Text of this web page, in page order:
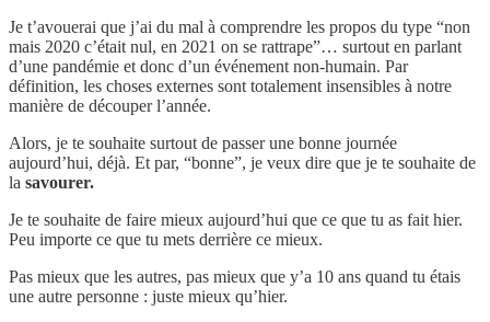
Je t’avouerai que j’ai du mal à comprendre les propos du type “non
mais 2020 c’était nul, en 2021 on se rattrape”… surtout en parlant
d’une pandémie et donc d’un événement non-humain. Par
définition, les choses externes sont totalement insensibles à notre
manière de découper l’année.
Alors, je te souhaite surtout de passer une bonne journée
aujourd’hui, déjà. Et par, “bonne”, je veux dire que je te souhaite de
la savourer.
Je te souhaite de faire mieux aujourd’hui que ce que tu as fait hier.
Peu importe ce que tu mets derrière ce mieux.
Pas mieux que les autres, pas mieux que y’a 10 ans quand tu étais
une autre personne : juste mieux qu’hier.